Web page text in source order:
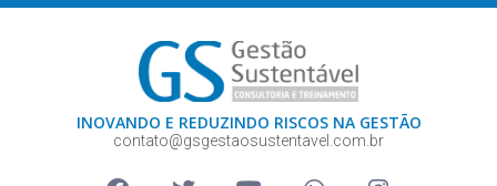
INOVANDO E REDUZINDO RISCOS NA GESTÃO
contato@gsgestaosustentavel.com.br